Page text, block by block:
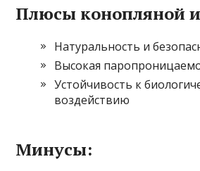
Плюсы конопляной
Натуральность и
Высокая
Устойчивость к
воздействию
Минусы: